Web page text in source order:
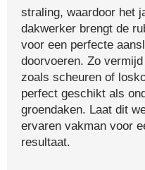
straling, waardoor het
dakwerker brengt de
voor een perfecte
doorvoeren. Zo
zoals scheuren of
perfect geschikt als
groendaken. Laat dit
ervaren vakman voor
resultaat.